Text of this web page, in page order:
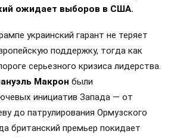
ожидает выборов в США.
украинский гарант не теряет
поддержку, тогда как
серьезного кризиса лидерства.
Макрон были
инициатив Запада — от
до патрулирования Ормузского
британский премьер покидает